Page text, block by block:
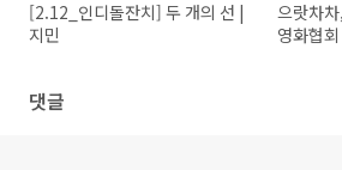
[2.12_인디돌잔치] 두 개의 선 |
지민
으랏차
영화협
댓글